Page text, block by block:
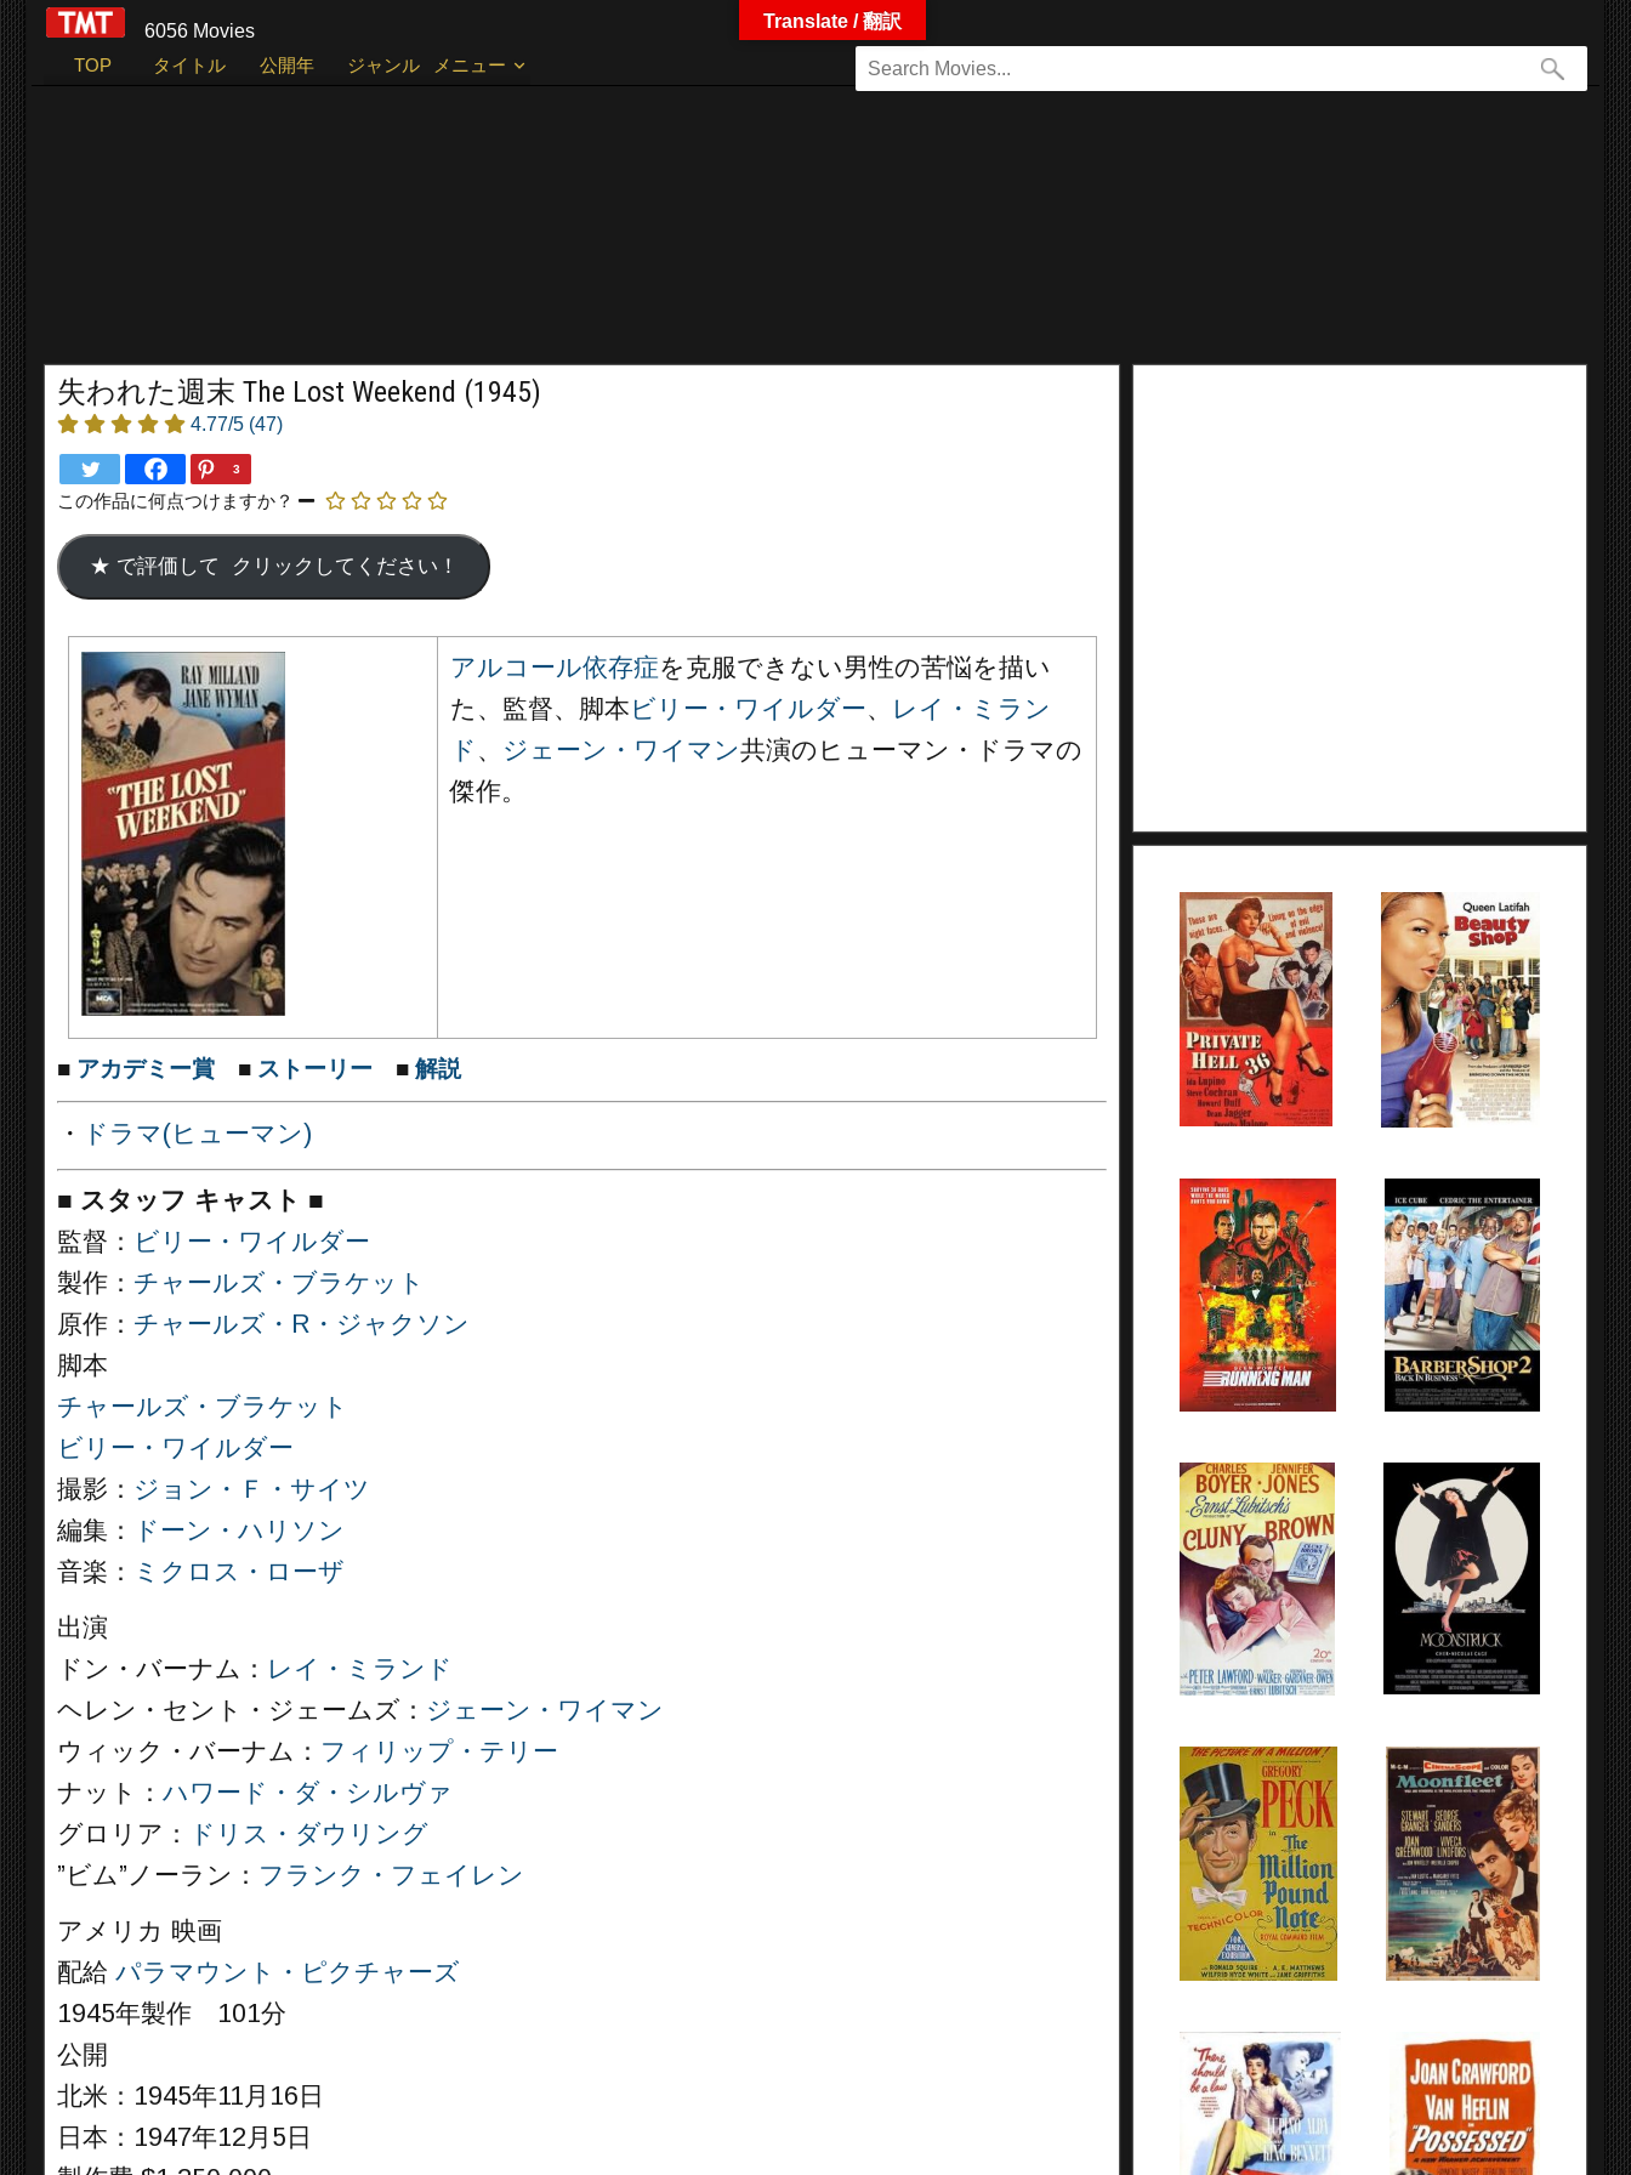
6056 Movies
TOP
タイトル 公開年 ジャンル メニュー
失われた週末 The Lost Weekend (1945)
4.77/5 (47)
3
この作品に何点つけますか？
アルコール依存症を克服できない男性の苦悩を描い
た、監督、脚本 ビリー・ワイルダー、
レイ・ミラン
ド 、 ジェーン・ワイマン共演のヒューマン・ドラマの
傑作。
■ アカデミー賞 ■ ストーリー ■ 解説
・ ドラマ(ヒューマン)
■ スタッフ キャスト ■
監督： ビリー・ワイルダー
製作： チャールズ・ブラケット
原作： チャールズ・R・ジャクソン
脚本
チャールズ・ブラケット
ビリー・ワイルダー
撮影： ジョン・Ｆ・サイツ
編集：
ドーン・ハリソン
音楽： ミクロス・ローザ
出演
ドン・バーナム： レイ・ミランド
ヘレン・セント・ジェームズ： ジェーン・ワイマン
ウィック・バーナム： フィリップ・テリー
ナット： ハワード・ダ・シルヴァ
グロリア：
ドリス・ダウリング
”ビム”ノーラン： フランク・フェイレン
アメリカ 映画
配給 パラマウント・ピクチャーズ
1945年製作 101分
公開
北米：1945年11月16日
日本：1947年12月5日
Translate / 翻訳